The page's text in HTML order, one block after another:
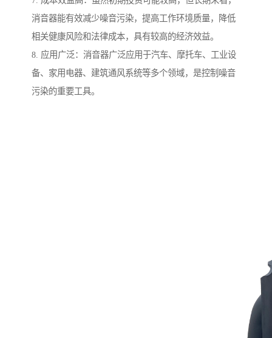
消音器能有效减少噪音污染，提高工作环境质量，降低
相关健康风险和法律成本，具有较高的经济效益。
8. 应用广泛：消音器广泛应用于汽车、摩托车、工业设
备、家用电器、建筑通风系统等多个领域，是控制噪音
污染的重要工具。